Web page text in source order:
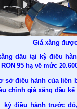
Giá xăng
dầu tại kỳ điều
95 hạ về mức
sở điều hành của liên
chỉnh giá xăng dầu kể
kỳ điều hành trước